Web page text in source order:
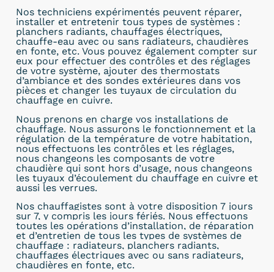
Nos techniciens expérimentés peuvent réparer,
installer et entretenir tous types de systèmes :
planchers radiants, chauffages électriques,
chauffe-eau avec ou sans radiateurs, chaudières
en fonte, etc. Vous pouvez également compter sur
eux pour effectuer des contrôles et des réglages
de votre système, ajouter des thermostats
d’ambiance et des sondes extérieures dans vos
pièces et changer les tuyaux de circulation du
chauffage en cuivre.
Nous prenons en charge vos installations de
chauffage. Nous assurons le fonctionnement et la
régulation de la température de votre habitation,
nous effectuons les contrôles et les réglages,
nous changeons les composants de votre
chaudière qui sont hors d’usage, nous changeons
les tuyaux d’écoulement du chauffage en cuivre et
aussi les verrues.
Nos chauffagistes sont à votre disposition 7 jours
sur 7, y compris les jours fériés. Nous effectuons
toutes les opérations d’installation, de réparation
et d’entretien de tous les types de systèmes de
chauffage : radiateurs, planchers radiants,
chauffages électriques avec ou sans radiateurs,
chaudières en fonte, etc.